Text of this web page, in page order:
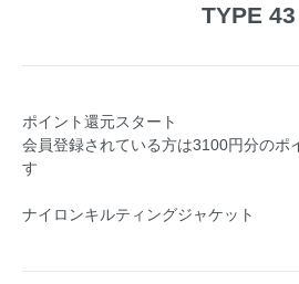
TYPE 43
ポイント還元スタート
会員登録されている方は3100円分のポ
す
ナイロンキルティングジャケット